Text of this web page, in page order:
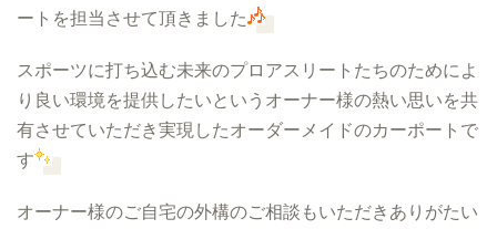
ートを担当させて頂きました
スポーツに打ち込む未来のプロアスリートたちのためによ
り良い環境を提供したいというオーナー様の熱い思いを共
有させていただき実現したオーダーメイドのカーポートで
す
オーナー様のご自宅の外構のご相談もいただきありがたい